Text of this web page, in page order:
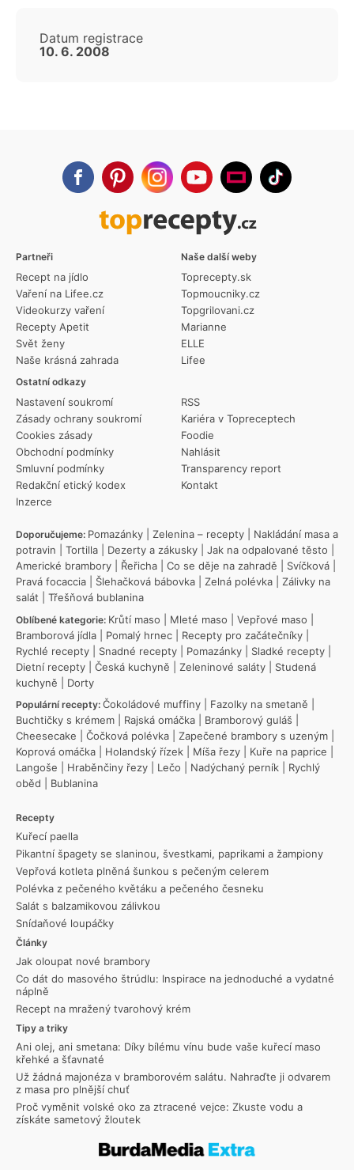
Datum registrace
10. 6. 2008
Partneři
Recept na jídlo
Vaření na Lifee.cz
Videokurzy vaření
Recepty Apetit
Svět ženy
Naše krásná zahrada
Ostatní odkazy
Nastavení soukromí
Zásady ochrany soukromí
Cookies zásady
Obchodní podmínky
Smluvní podmínky
Redakční etický kodex
Inzerce
RSS
Kariéra v Topreceptech
Foodie
Nahlásit
Transparency report
Kontakt
Naše další weby
Toprecepty.sk
Topmoucniky.cz
Topgrilovani.cz
Marianne
ELLE
Lifee
Doporučujeme: Pomazánky Zelenina – recepty
Nakládání masa a
potravin
Tortilla Dezerty a zákusky Jak na odpalované těsto
Americké brambory
Řeřicha Co se děje na zahradě Svíčková
Pravá focaccia
Šlehačková bábovka Zelná polévka
Zálivky na
salát
Třešňová bublanina
Oblíbené kategorie: Krůtí maso Mleté maso Vepřové maso
Bramborová jídla
Pomalý hrnec Recepty pro začátečníky
Rychlé recepty
Snadné recepty Pomazánky Sladké recepty
Dietní recepty
Česká kuchyně Zeleninové saláty
Studená
kuchyně
Dorty
Populární recepty: Čokoládové muffiny Fazolky na smetaně
Buchtičky s krémem
Rajská omáčka Bramborový guláš
Cheesecake
Čočková polévka Zapečené brambory s uzeným
Koprová omáčka
Holandský řízek Míša řezy Kuře na paprice
Langoše
Hraběnčiny řezy Lečo Nadýchaný perník
Rychlý
oběd
Bublanina
Recepty
Kuřecí paella
Pikantní špagety se slaninou, švestkami, paprikami a žampiony
Vepřová kotleta plněná šunkou s pečeným celerem
Polévka z pečeného květáku a pečeného česneku
Salát s balzamikovou zálivkou
Snídaňové loupáčky
Články
Jak oloupat nové brambory
Co dát do masového štrúdlu: Inspirace na jednoduché a vydatné
náplně
Recept na mražený tvarohový krém
Tipy a triky
Ani olej, ani smetana: Díky bílému vínu bude vaše kuřecí maso
křehké a šťavnaté
Už žádná majonéza v bramborovém salátu. Nahraďte ji odvarem
z masa pro plnější chuť
Proč vyměnit volské oko za ztracené vejce: Zkuste vodu a
získáte sametový žloutek